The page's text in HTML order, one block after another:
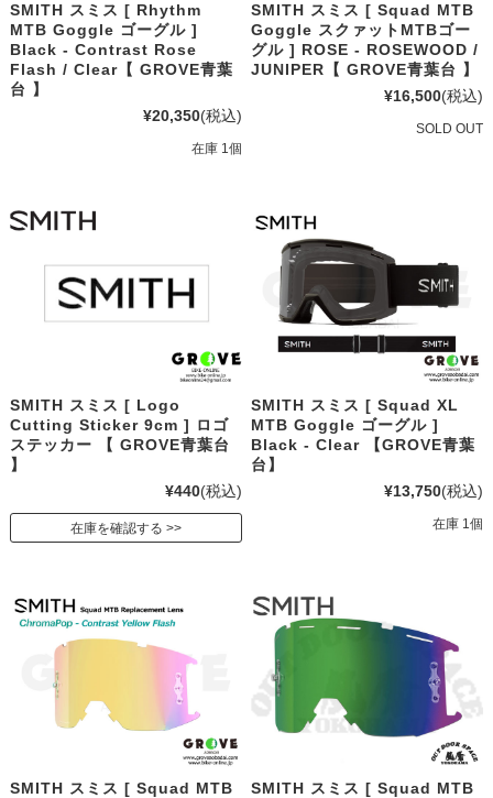
SMITH スミス [ Rhythm
MTB Goggle ゴーグル ]
Black - Contrast Rose
Flash / Clear【 GROVE青葉
台 】
¥20,350(税込)
在庫 1個
SMITH スミス [ Squad MTB
Goggle スクァットMTBゴー
グル ] ROSE - ROSEWOOD /
JUNIPER【 GROVE青葉台 】
¥16,500(税込)
SOLD OUT
SMITH スミス [ Logo
Cutting Sticker 9cm ] ロゴ
ステッカー 【 GROVE青葉台
】
¥440(税込)
在庫を確認する
SMITH スミス [ Squad XL
MTB Goggle ゴーグル ]
Black - Clear 【GROVE青葉
台】
¥13,750(税込)
在庫 1個
SMITH スミス [ Squad MTB
SMITH スミス [ Squad MTB